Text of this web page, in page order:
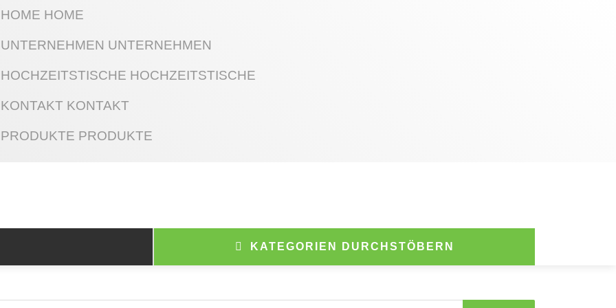
HOME HOME
UNTERNEHMEN UNTERNEHMEN
HOCHZEITSTISCHE HOCHZEITSTISCHE
KONTAKT KONTAKT
PRODUKTE PRODUKTE
KATEGORIEN DURCHSTÖBERN